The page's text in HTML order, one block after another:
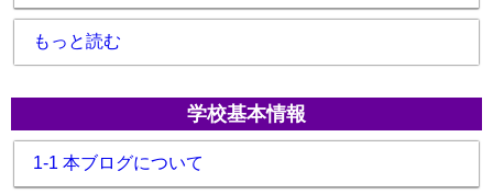
もっと読む
学校基本情報
1-1 本ブログについて